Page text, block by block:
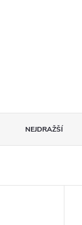
NEJDRAŽŠÍ